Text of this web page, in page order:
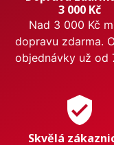
3 000 Kč
Nad 3 000 Kč
dopravu zdarma.
objednávky už od
verified_user
Skvělá